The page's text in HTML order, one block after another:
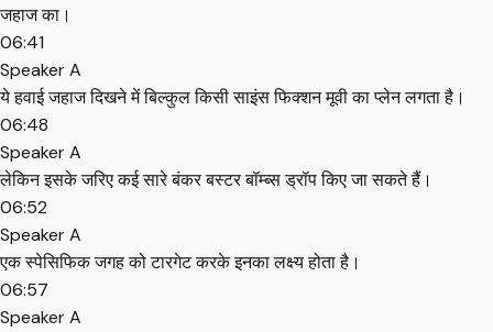
जहाज का।
06:41
Speaker A
ये हवाई जहाज दिखने में बिल्कुल किसी साइंस फिक्शन मूवी का प्लेन लगता है।
06:48
Speaker A
लेकिन इसके जरिए कई सारे बंकर बस्टर बॉम्ब्स ड्रॉप किए जा सकते हैं।
06:52
Speaker A
एक स्पेसिफिक जगह को टारगेट करके इनका लक्ष्य होता है।
06:57
Speaker A